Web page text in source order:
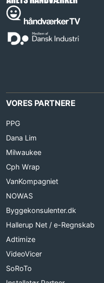
VORES PARTNERE
PPG
Dana Lim
Milwaukee
Cph Wrap
VanKompagniet
NOWAS
Byggekonsulenter.dk
Hallerup Net / e-Regnskab
Adtimize
VideoVicer
SoRoTo